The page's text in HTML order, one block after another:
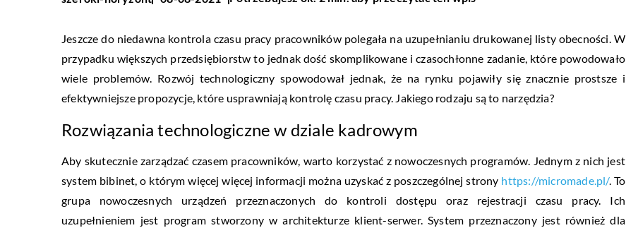
Jeszcze do niedawna kontrola czasu pracy pracowników polegała na uzupełnianiu drukowanej listy obecności. W
przypadku większych przedsiębiorstw to jednak dość skomplikowane i czasochłonne zadanie, które powodowało
wiele problemów. Rozwój technologiczny spowodował jednak, że na rynku pojawiły się znacznie prostsze i
efektywniejsze propozycje, które usprawniają kontrolę czasu pracy. Jakiego rodzaju są to narzędzia?
Rozwiązania technologiczne w dziale kadrowym
Aby skutecznie zarządzać czasem pracowników, warto korzystać z nowoczesnych programów. Jednym z nich jest
system bibinet, o którym więcej więcej informacji można uzyskać z poszczególnej strony https://micromade.pl/. To
grupa nowoczesnych urządzeń przeznaczonych do kontroli dostępu oraz rejestracji czasu pracy. Ich
uzupełnieniem jest program stworzony w architekturze klient-serwer. System przeznaczony jest również dla